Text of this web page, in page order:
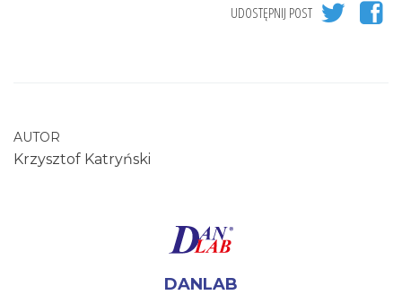
UDOSTĘPNIJ POST
AUTOR
Krzysztof Katryński
DANLAB